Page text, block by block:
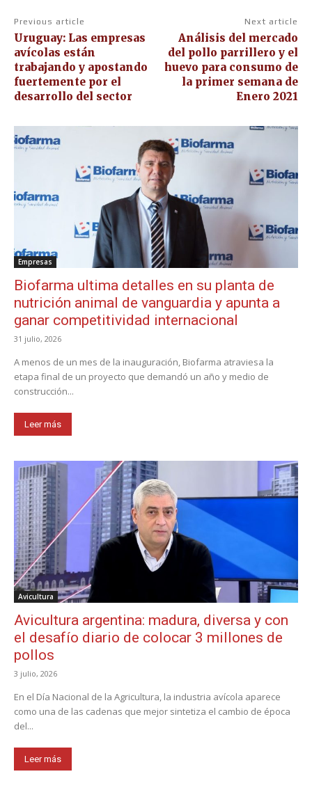
Previous article
Uruguay: Las empresas
avícolas están
trabajando y apostando
fuertemente por el
desarrollo del sector
Next article
Análisis del mercado
del pollo parrillero y el
huevo para consumo de
la primer semana de
Enero 2021
Empresas
Biofarma ultima detalles en su planta de
nutrición animal de vanguardia y apunta a
ganar competitividad internacional
31 julio, 2026
A menos de un mes de la inauguración, Biofarma atraviesa la
etapa final de un proyecto que demandó un año y medio de
construcción...
Leer más
Avicultura
Avicultura argentina: madura, diversa y con
el desafío diario de colocar 3 millones de
pollos
3 julio, 2026
En el Día Nacional de la Agricultura, la industria avícola aparece
como una de las cadenas que mejor sintetiza el cambio de época
del...
Leer más